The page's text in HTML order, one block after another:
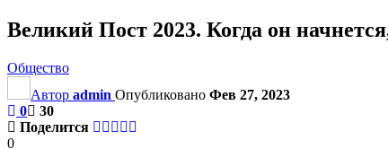
Великий Пост 2023. Когда он
Общество
Автор admin Опубликовано Фев 27, 2023
0
30
Поделится
0